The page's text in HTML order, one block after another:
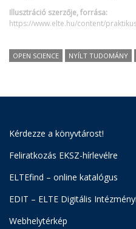
Illusztráció szerzője, forrása:
https://www.elte.hu/content/
OPEN SCIENCE NYÍLT TUDOMÁNY
Kérdezze a könyvtárost!
Feliratkozás EKSZ-hírlevélre
ELTEfind – online katalógus
EDIT – ELTE Digitális
Webhelytérkép